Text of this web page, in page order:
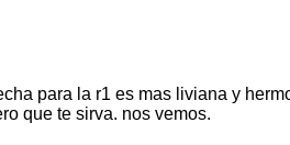
para la r1 es mas liviana y
que te sirva. nos vemos.